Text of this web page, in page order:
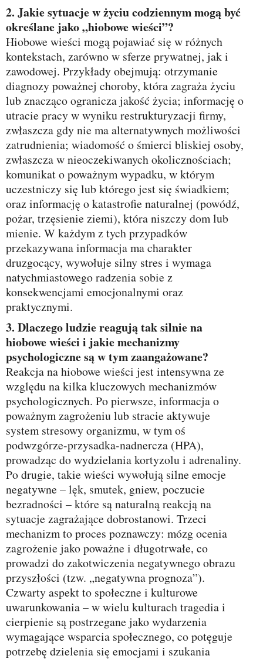
2. Jakie sytuacje w życiu codziennym mogą być
określane jako „hiobowe wieści”?
Hiobowe wieści mogą pojawiać się w różnych
kontekstach, zarówno w sferze prywatnej, jak i
zawodowej. Przykłady obejmują: otrzymanie
diagnozy poważnej choroby, która zagraża życiu
lub znacząco ogranicza jakość życia; informację o
utracie pracy w wyniku restrukturyzacji firmy,
zwłaszcza gdy nie ma alternatywnych możliwości
zatrudnienia; wiadomość o śmierci bliskiej osoby,
zwłaszcza w nieoczekiwanych okolicznościach;
komunikat o poważnym wypadku, w którym
uczestniczy się lub którego jest się świadkiem;
oraz informację o katastrofie naturalnej (powódź,
pożar, trzęsienie ziemi), która niszczy dom lub
mienie. W każdym z tych przypadków
przekazywana informacja ma charakter
druzgocący, wywołuje silny stres i wymaga
natychmiastowego radzenia sobie z
konsekwencjami emocjonalnymi oraz
praktycznymi.
3. Dlaczego ludzie reagują tak silnie na
hiobowe wieści i jakie mechanizmy
psychologiczne są w tym zaangażowane?
Reakcja na hiobowe wieści jest intensywna ze
względu na kilka kluczowych mechanizmów
psychologicznych. Po pierwsze, informacja o
poważnym zagrożeniu lub stracie aktywuje
system stresowy organizmu, w tym oś
podwzgórze-przysadka-nadnercza (HPA),
prowadząc do wydzielania kortyzolu i adrenaliny.
Po drugie, takie wieści wywołują silne emocje
negatywne – lęk, smutek, gniew, poczucie
bezradności – które są naturalną reakcją na
sytuacje zagrażające dobrostanowi. Trzeci
mechanizm to proces poznawczy: mózg ocenia
zagrożenie jako poważne i długotrwałe, co
prowadzi do zakotwiczenia negatywnego obrazu
przyszłości (tzw. „negatywna prognoza”).
Czwarty aspekt to społeczne i kulturowe
uwarunkowania – w wielu kulturach tragedia i
cierpienie są postrzegane jako wydarzenia
wymagające wsparcia społecznego, co potęguje
potrzebę dzielenia się emocjami i szukania